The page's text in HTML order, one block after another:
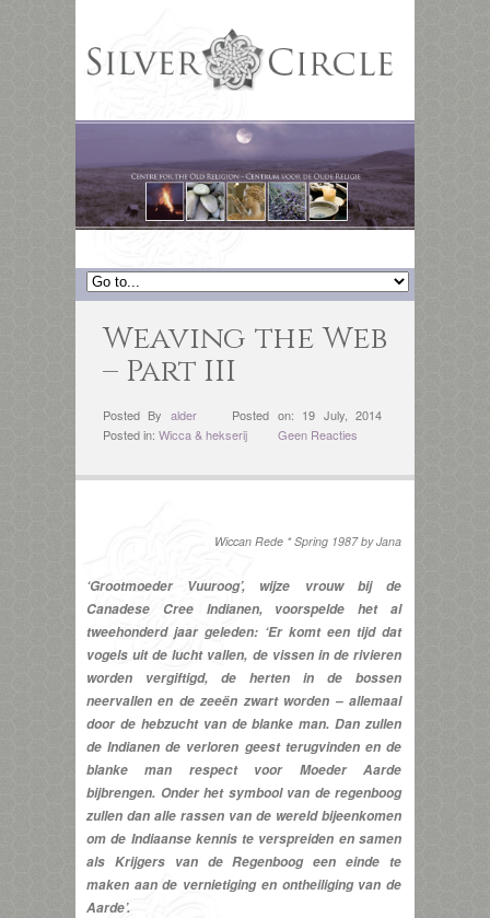
Weaving the Web
– Part III
Posted By alder
Posted on: 19 July, 2014
Posted in: Wicca & hekserij Geen Reacties
Wiccan Rede * Spring 1987 by Jana
‘Grootmoeder Vuuroog’, wijze vrouw bij de
Canadese Cree Indianen, voorspelde het al
tweehonderd jaar geleden: ‘Er komt een tijd dat
vogels uit de lucht vallen, de vissen in de rivieren
worden vergiftigd, de herten in de bossen
neervallen en de zeeën zwart worden – allemaal
door de hebzucht van de blanke man. Dan zullen
de Indianen de verloren geest terugvinden en de
blanke man respect voor Moeder Aarde
bijbrengen. Onder het symbool van de regenboog
zullen dan alle rassen van de wereld bijeenkomen
om de Indiaanse kennis te verspreiden en samen
als Krijgers van de Regenboog een einde te
maken aan de vernietiging en ontheiliging van de
Aarde’.